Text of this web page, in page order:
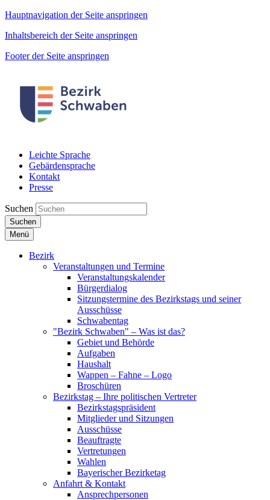
Hauptnavigation der Seite anspringen
Inhaltsbereich der Seite anspringen
Footer der Seite anspringen
Leichte Sprache
Gebärdensprache
Kontakt
Presse
Suchen
Suchen
Menü
Bezirk
Veranstaltungen und Termine
Veranstaltungskalender
Bürgerdialog
Sitzungstermine des Bezirkstags und seiner
Ausschüsse
Schwabentag
"Bezirk Schwaben" – Was ist das?
Gebiet und Behörde
Aufgaben
Haushalt
Wappen – Fahne – Logo
Broschüren
Bezirkstag – Ihre politischen Vertreter
Bezirkstagspräsident
Mitglieder und Sitzungen
Ausschüsse
Beauftragte
Vertretungen
Wahlen
Bayerischer Bezirketag
Anfahrt & Kontakt
Ansprechpersonen